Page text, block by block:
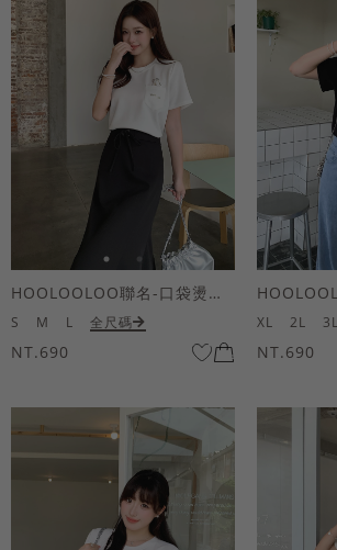
HOOLOOLOO聯名-口袋燙金KUKU熊短袖上衣
S M L 全尺碼
NT.690
XL 2L 3L
NT.690